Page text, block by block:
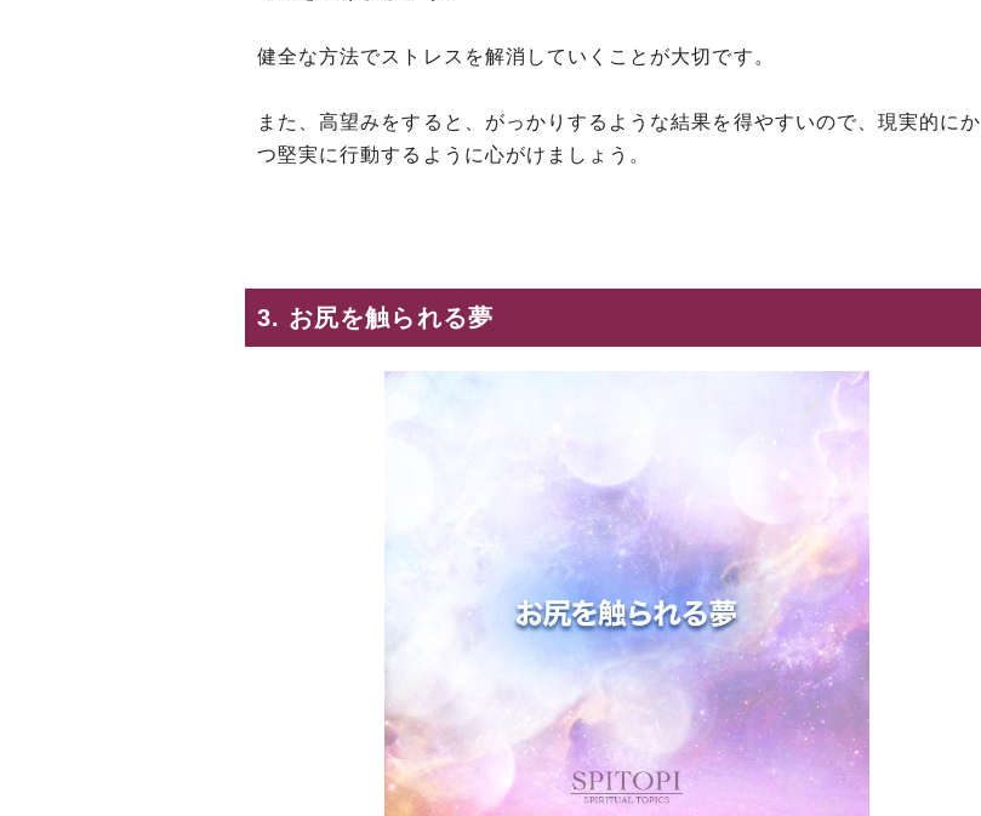
健全な方法でストレスを解消していくことが大切です。
また、高望みをすると、がっかりするような結果を得やすいので、現実的にか
つ堅実に行動するように心がけましょう。
3. お尻を触られる夢